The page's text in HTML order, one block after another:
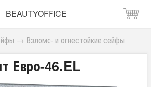
BEAUTYOFFICE
→ Взломо- и огнестойкие сейфы
Евро-46.EL